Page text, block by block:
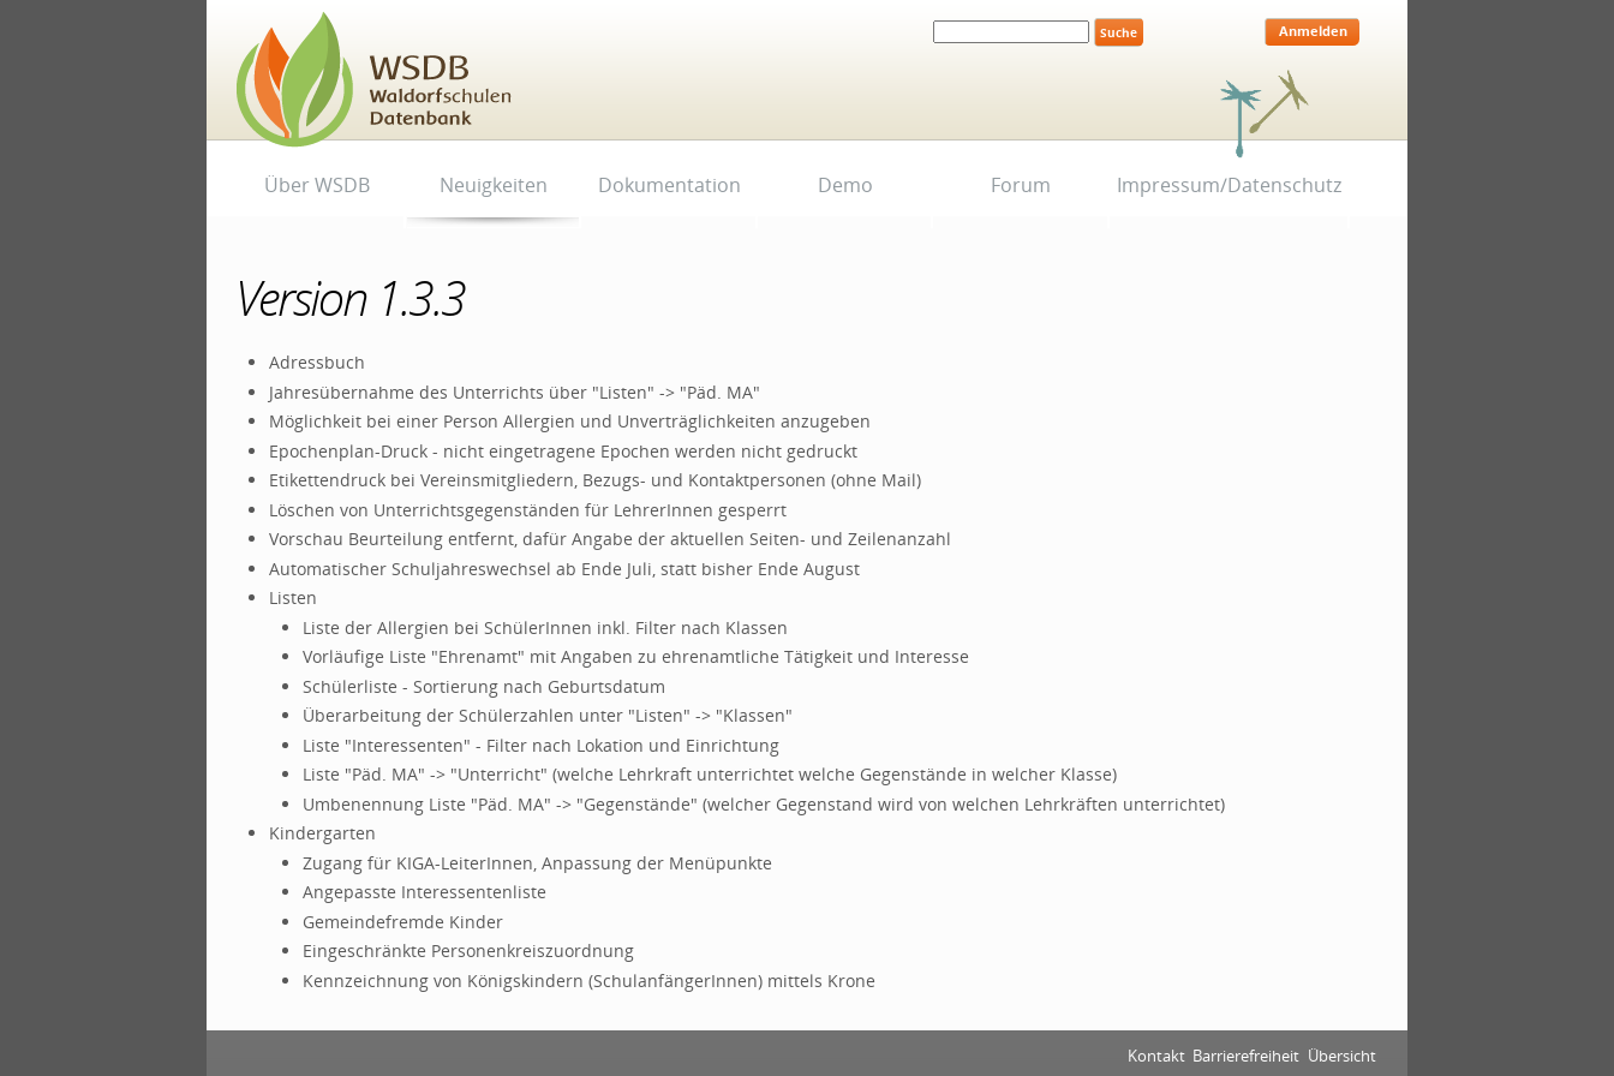
zum
Inhalt
|
Direkt
zur
Navigation
Website durchsuchen
Werkzeuge
Anmelden
Über WSDB Neuigkeiten Dokumentation Demo Forum Impressum/Datenschutz
Version 1.3.3
Adressbuch
Jahresübernahme des Unterrichts über "Listen" -> "Päd. MA"
Möglichkeit bei einer Person Allergien und Unverträglichkeiten anzugeben
Epochenplan-Druck - nicht eingetragene Epochen werden nicht gedruckt
Etikettendruck bei Vereinsmitgliedern, Bezugs- und Kontaktpersonen (ohne Mail)
Löschen von Unterrichtsgegenständen für LehrerInnen gesperrt
Vorschau Beurteilung entfernt, dafür Angabe der aktuellen Seiten- und Zeilenanzahl
Automatischer Schuljahreswechsel ab Ende Juli, statt bisher Ende August
Listen
Liste der Allergien bei SchülerInnen inkl. Filter nach Klassen
Vorläufige Liste "Ehrenamt" mit Angaben zu ehrenamtliche Tätigkeit und Interesse
Schülerliste - Sortierung nach Geburtsdatum
Überarbeitung der Schülerzahlen unter "Listen" -> "Klassen"
Liste "Interessenten" - Filter nach Lokation und Einrichtung
Liste "Päd. MA" -> "Unterricht" (welche Lehrkraft unterrichtet welche Gegenstände in welcher Klasse)
Umbenennung Liste "Päd. MA" -> "Gegenstände" (welcher Gegenstand wird von welchen Lehrkräften unterrichtet)
Kindergarten
Zugang für KIGA-LeiterInnen, Anpassung der Menüpunkte
Angepasste Interessentenliste
Gemeindefremde Kinder
Eingeschränkte Personenkreiszuordnung
Kennzeichnung von Königskindern (SchulanfängerInnen) mittels Krone
Übersicht
Barrierefreiheit
Kontakt